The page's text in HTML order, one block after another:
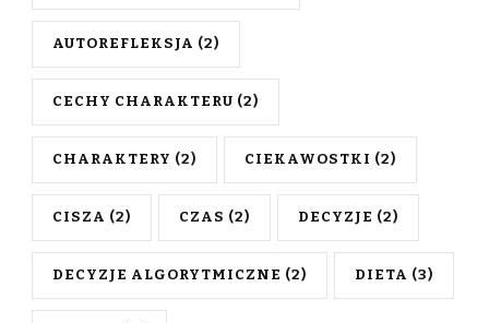
AUTOREFLEKSJA (2)
CECHY CHARAKTERU (2)
CHARAKTERY (2) CIEKAWOSTKI (2)
CISZA (2) CZAS (2) DECYZJE (2)
DECYZJE ALGORYTMICZNE (2) DIETA (3)